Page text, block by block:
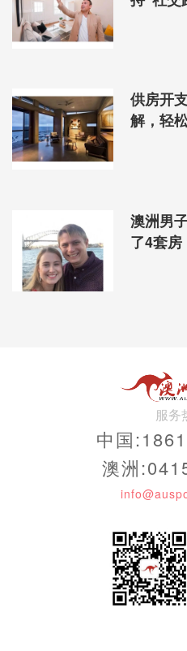
供房开
解，轻
澳洲男
了4套房
服务
中国
澳洲